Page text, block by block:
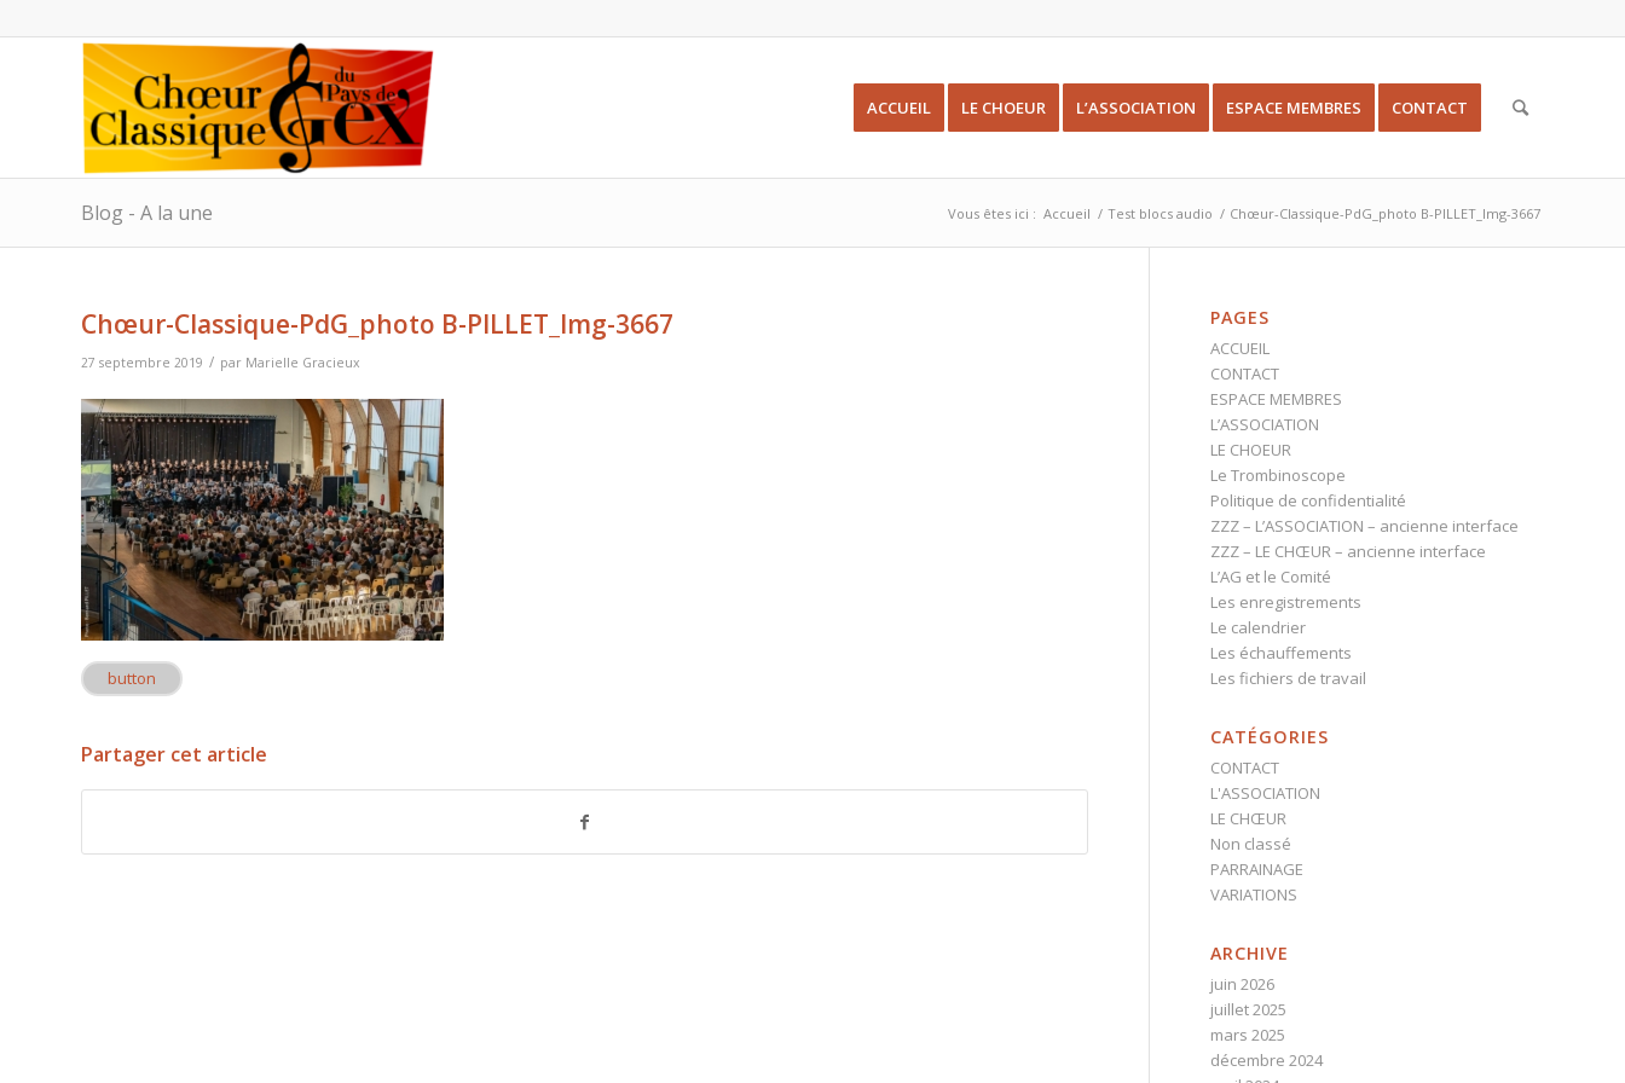
ACCUEIL LE CHOEUR L’ASSOCIATION ESPACE MEMBRES CONTACT
Blog - A la une Vous êtes ici : Accueil / Test blocs audio / Chœur-Classique-PdG_photo B-PILLET_Img-3667
Chœur-Classique-PdG_photo B-PILLET_Img-3667
27 septembre 2019 / par Marielle Gracieux
button
Partager cet article
PAGES
ACCUEIL
CONTACT
ESPACE MEMBRES
L’ASSOCIATION
LE CHOEUR
Le Trombinoscope
Politique de confidentialité
ZZZ – L’ASSOCIATION – ancienne interface
ZZZ – LE CHŒUR – ancienne interface
L’AG et le Comité
Les enregistrements
Le calendrier
Les échauffements
Les fichiers de travail
CATÉGORIES
CONTACT
L'ASSOCIATION
LE CHŒUR
Non classé
PARRAINAGE
VARIATIONS
ARCHIVE
juin 2026
juillet 2025
mars 2025
décembre 2024